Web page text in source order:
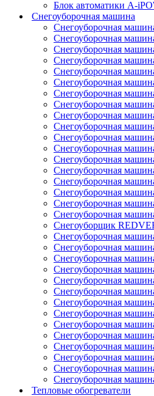
Блок автоматики A-
Снегоуборочная машина
Снегоуборочная
Снегоуборочная
Снегоуборочная
Снегоуборочная
Снегоуборочная
Снегоуборочная
Снегоуборочная
Снегоуборочная
Снегоуборочная
Снегоуборочная
Снегоуборочная
Снегоуборочная
Снегоуборочная
Снегоуборочная
Снегоуборочная
Снегоуборочная
Снегоуборочная
Снегоуборочная
Снегоуборщик
Снегоуборочная
Снегоуборочная
Снегоуборочная
Снегоуборочная
Снегоуборочная
Снегоуборочная
Cнегоуборочная
Снегоуборочная
Снегоуборочная
Снегоуборочная
Снегоуборочная
Снегоуборочная
Снегоуборочная
Снегоуборочная
Тепловые обогреватели